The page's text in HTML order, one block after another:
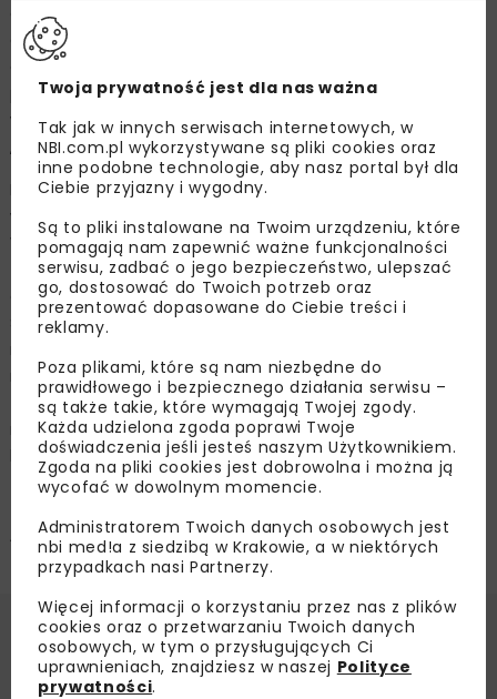
dopływie Bzury. Najbardziej znany jest w Maurzycach
gm. Zduny koło Łowicza, tuż obok DK92. Zbudowano
go w latach 1928-1929, przy osobistym nadzorze
projektanta, przy udziale belgijskich spawaczy, z części
w dużej mierze wykonanych w warsztatach Firma
„Rudzki i Spółka” z Mińska Mazowieckiego.
Drugi znajduje się nieopodal, przy wsi Retki. Powstał
w 1931 roku przy twórczej inicjatywie dyrektora
Warszawskiej Dyrekcji Robót Publicznych inż. Władysława
Trylińskiego, naczelnika oddziału mostowego inż. Hubla
oraz starosty Więckowskiego i inżyniera drogowego
Stankiewicza. Rozpiętość jego w świetle wynosiła 16 m,
m. Z powodu małej wysokości konstrukcyjnej
zaprojektowano go o pomoście dołem. Konstrukcję
mostową o całkowitej masie 20 t wykonały warsztaty
konstrukcyjne Huty Pokój w Nowym Bytomiu.
Archiwum Cyfrowego
Źródło:GDDKiA
GDDKIA SPAWANIE MOSTÓW STEFAN BRYŁA
Twoja prywatność jest dla nas ważna
Tak jak w innych serwisach internetowych, w
NBI.com.pl wykorzystywane są pliki cookies oraz
inne podobne technologie, aby nasz portal był dla
Ciebie przyjazny i wygodny.
Są to pliki instalowane na Twoim urządzeniu, które
pomagają nam zapewnić ważne funkcjonalności
serwisu, zadbać o jego bezpieczeństwo, ulepszać
go, dostosować do Twoich potrzeb oraz
prezentować dopasowane do Ciebie treści i
reklamy.
Poza plikami, które są nam niezbędne do
prawidłowego i bezpiecznego działania serwisu –
są także takie, które wymagają Twojej zgody.
Każda udzielona zgoda poprawi Twoje
doświadczenia jeśli jesteś naszym Użytkownikiem.
Zgoda na pliki cookies jest dobrowolna i można ją
wycofać w dowolnym momencie.
Administratorem Twoich danych osobowych jest
nbi med!a z siedzibą w Krakowie, a w niektórych
przypadkach nasi Partnerzy.
Więcej informacji o korzystaniu przez nas z plików
cookies oraz o przetwarzaniu Twoich danych
osobowych, w tym o przysługujących Ci
uprawnieniach, znajdziesz w naszej Polityce
prywatności.